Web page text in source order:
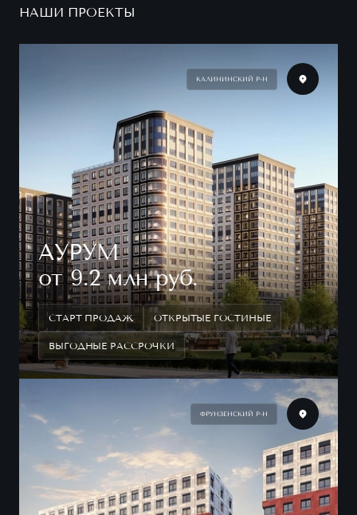
НАШИ ПРОЕКТЫ
КАЛИНИНСКИЙ Р-Н
АУРУМ
от 9.2 млн руб.
СТАРТ ПРОДАЖ ОТКРЫТЫЕ ГОСТИНЫЕ
ВЫГОДНЫЕ РАССРОЧКИ
ФРУНЗЕНСКИЙ Р-Н